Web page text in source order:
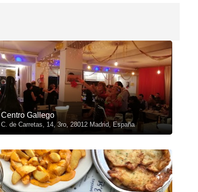
Centro Gallego
C. de Carretas, 14, 3ro, 28012 Madrid, España